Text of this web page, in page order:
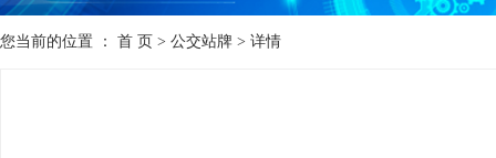
您当前的位置 ： 首 页 > 公交站牌 > 详情